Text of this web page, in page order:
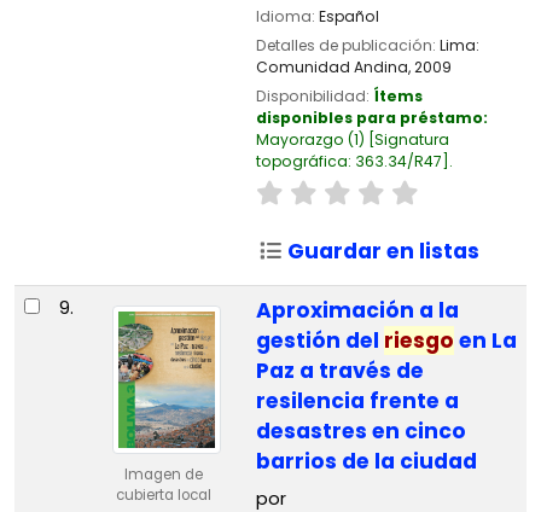
Idioma: Español
Detalles de publicación: Lima:
Comunidad Andina,2009
Disponibilidad: Ítems
disponibles para préstamo:
Mayorazgo (1) Signatura
topográfica: 363.34/R47 .
Guardar en listas
9.
Imagen de
cubierta local
Aproximación a la
gestión del riesgo en La
Paz a través de
resilencia frente a
desastres en cinco
barrios de la ciudad
por